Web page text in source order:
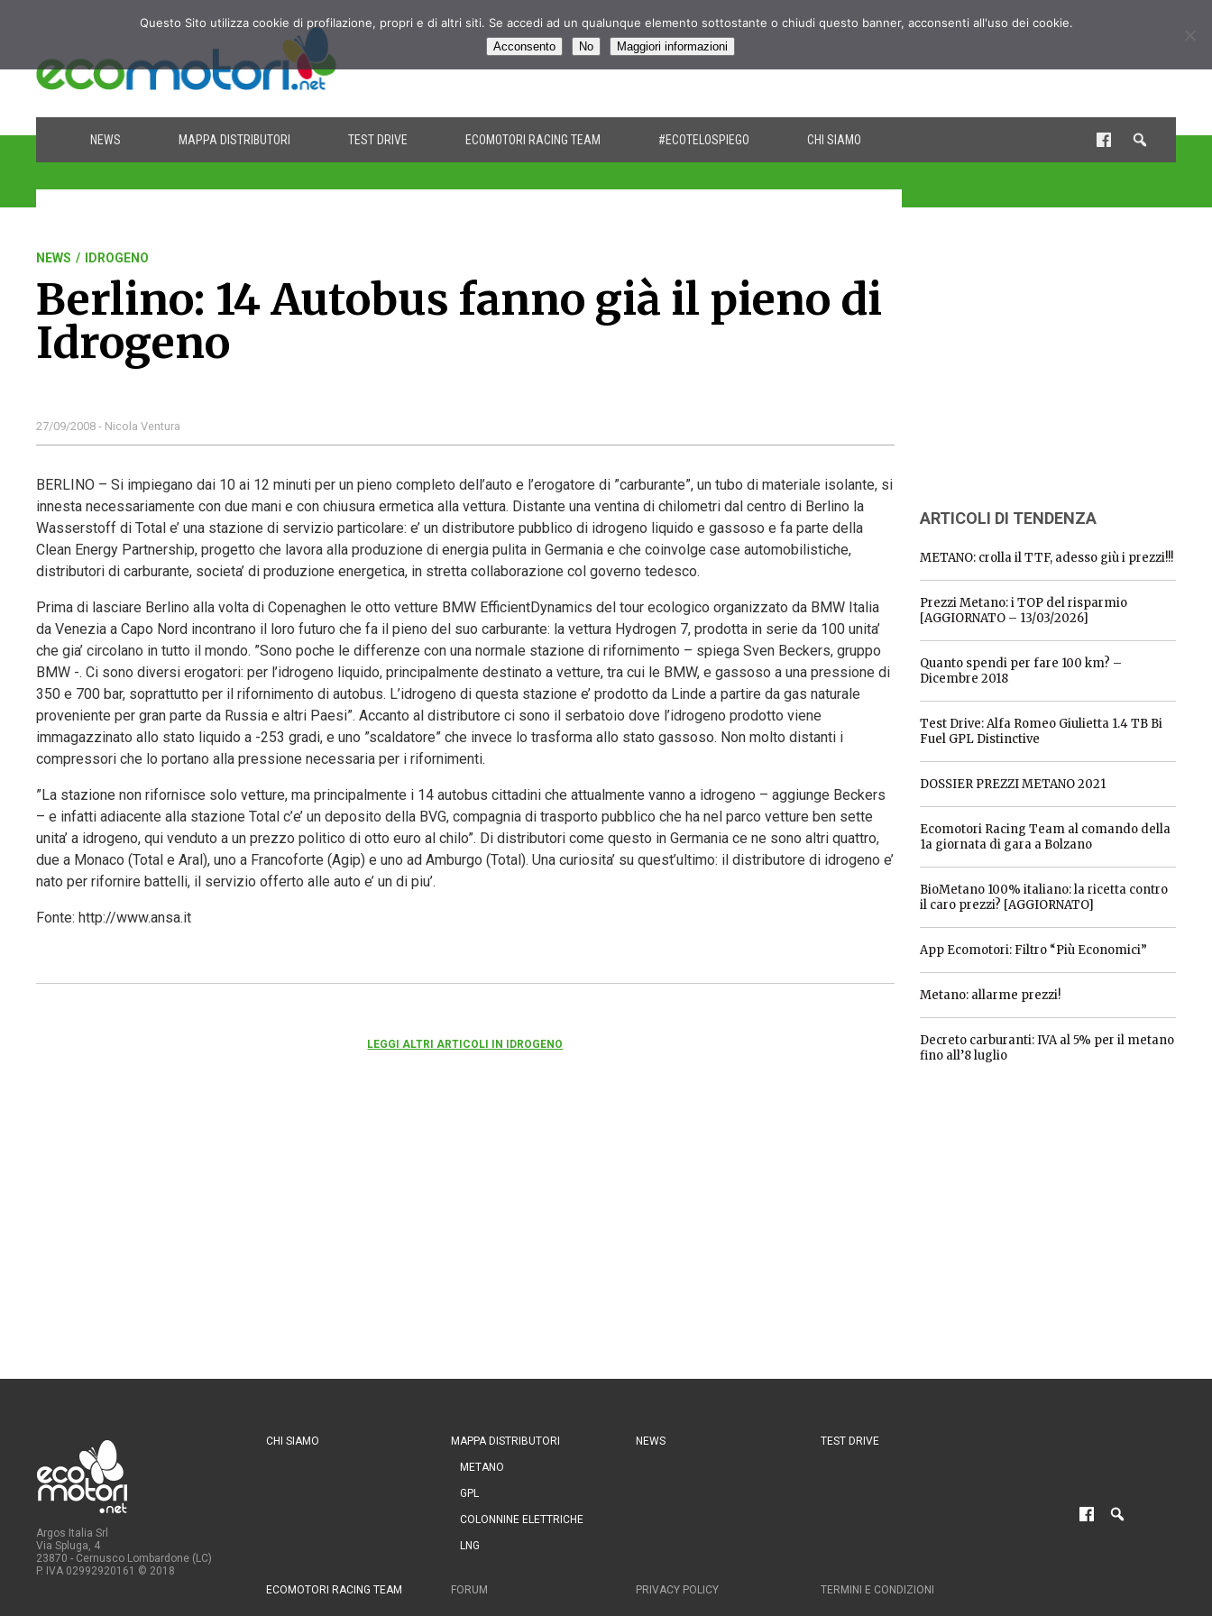
NEWS MAPPA DISTRIBUTORI TEST DRIVE ECOMOTORI RACING TEAM #ECOTELOSPIEGO CHI SIAMO
NEWS / IDROGENO
Berlino: 14 Autobus fanno già il pieno di
Idrogeno
27/09/2008 - Nicola Ventura
BERLINO – Si impiegano dai 10 ai 12 minuti per un pieno completo dell’auto e l’erogatore di ”carburante”, un tubo di materiale isolante, si
innesta necessariamente con due mani e con chiusura ermetica alla vettura. Distante una ventina di chilometri dal centro di Berlino la
Wasserstoff di Total e’ una stazione di servizio particolare: e’ un distributore pubblico di idrogeno liquido e gassoso e fa parte della
Clean Energy Partnership, progetto che lavora alla produzione di energia pulita in Germania e che coinvolge case automobilistiche,
distributori di carburante, societa’ di produzione energetica, in stretta collaborazione col governo tedesco.
Prima di lasciare Berlino alla volta di Copenaghen le otto vetture BMW EfficientDynamics del tour ecologico organizzato da BMW Italia
da Venezia a Capo Nord incontrano il loro futuro che fa il pieno del suo carburante: la vettura Hydrogen 7, prodotta in serie da 100 unita’
che gia’ circolano in tutto il mondo. ”Sono poche le differenze con una normale stazione di rifornimento – spiega Sven Beckers, gruppo
BMW -. Ci sono diversi erogatori: per l’idrogeno liquido, principalmente destinato a vetture, tra cui le BMW, e gassoso a una pressione di
350 e 700 bar, soprattutto per il rifornimento di autobus. L’idrogeno di questa stazione e’ prodotto da Linde a partire da gas naturale
proveniente per gran parte da Russia e altri Paesi”. Accanto al distributore ci sono il serbatoio dove l’idrogeno prodotto viene
immagazzinato allo stato liquido a -253 gradi, e uno ”scaldatore” che invece lo trasforma allo stato gassoso. Non molto distanti i
compressori che lo portano alla pressione necessaria per i rifornimenti.
”La stazione non rifornisce solo vetture, ma principalmente i 14 autobus cittadini che attualmente vanno a idrogeno – aggiunge Beckers
– e infatti adiacente alla stazione Total c’e’ un deposito della BVG, compagnia di trasporto pubblico che ha nel parco vetture ben sette
unita’ a idrogeno, qui venduto a un prezzo politico di otto euro al chilo”. Di distributori come questo in Germania ce ne sono altri quattro,
due a Monaco (Total e Aral), uno a Francoforte (Agip) e uno ad Amburgo (Total). Una curiosita’ su quest’ultimo: il distributore di idrogeno e’
nato per rifornire battelli, il servizio offerto alle auto e’ un di piu’.
Fonte: http://www.ansa.it
LEGGI ALTRI ARTICOLI IN IDROGENO
ARTICOLI DI TENDENZA
METANO: crolla il TTF, adesso giù i prezzi!!!
Prezzi Metano: i TOP del risparmio
[AGGIORNATO – 13/03/2026]
Quanto spendi per fare 100 km? –
Dicembre 2018
Test Drive: Alfa Romeo Giulietta 1.4 TB Bi
Fuel GPL Distinctive
DOSSIER PREZZI METANO 2021
Ecomotori Racing Team al comando della
1a giornata di gara a Bolzano
BioMetano 100% italiano: la ricetta contro
il caro prezzi? [AGGIORNATO]
App Ecomotori: Filtro “Più Economici”
Metano: allarme prezzi!
Decreto carburanti: IVA al 5% per il metano
fino all’8 luglio
Argos Italia Srl
Via Spluga, 4
23870 - Cernusco Lombardone (LC)
P. IVA 02992920161 © 2018
CHI SIAMO MAPPA DISTRIBUTORI
METANO
GPL
COLONNINE ELETTRICHE
LNG
NEWS TEST DRIVE
ECOMOTORI RACING TEAM FORUM PRIVACY POLICY TERMINI E CONDIZIONI
Questo Sito utilizza cookie di profilazione, propri e di altri siti. Se accedi ad un qualunque elemento sottostante o chiudi questo banner, acconsenti all'uso dei cookie.
Acconsento No Maggiori informazioni